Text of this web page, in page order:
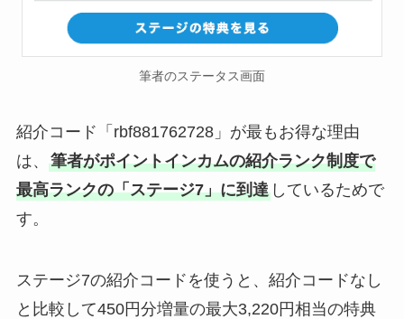
筆者のステータス画面
紹介コード「rbf881762728」が最もお得な理由
は、 筆者がポイントインカムの紹介ランク制度で
最高ランクの「ステージ7」に到達しているためで
す。
ステージ7の紹介コードを使うと、紹介コードなし
と比較して450円分増量の最大3,220円相当の特典